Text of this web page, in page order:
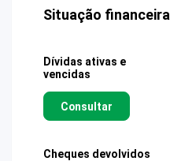
Situação financeira
Dívidas ativas e
vencidas
Consultar
Cheques devolvidos